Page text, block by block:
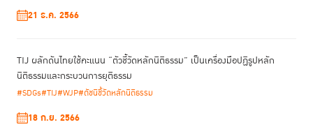
21 ธ.ค. 2566
TIJ ผลักดันไทยใช้คะแนน “ตัวชี้วัดหลักนิติธรรม” เป็นเครื่องมือปฏิรูปหลัก
นิติธรรมและกระบวนการยุติธรรม
#SDGs#TIJ#WJP#ดัชนีชี้วัดหลักนิติธรรม
18 ก.ย. 2566